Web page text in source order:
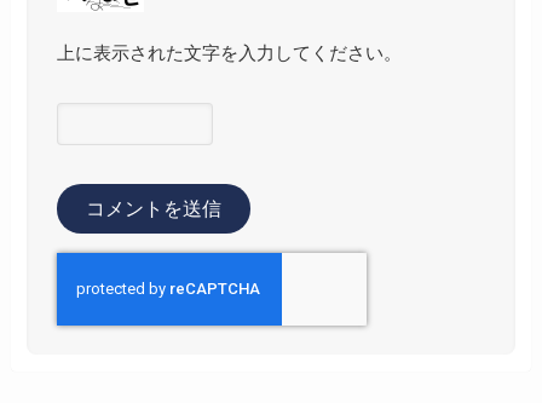
上に表示された文字を入力してください。